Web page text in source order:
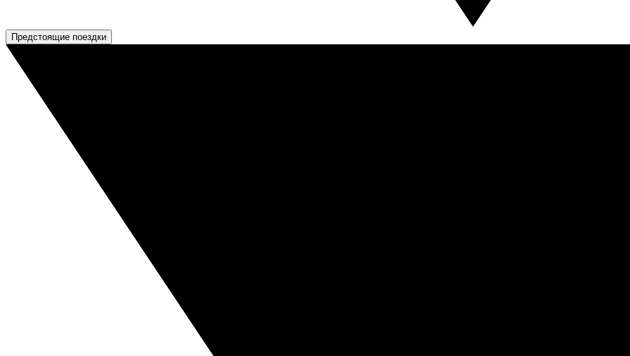
Предстоящие поездки